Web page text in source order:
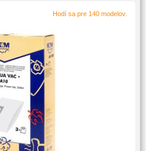
Hodí sa pre 140 modelov.